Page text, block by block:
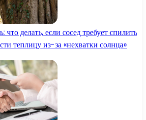
что делать, если сосед требует спилить
теплицу из-за «нехватки солнца»